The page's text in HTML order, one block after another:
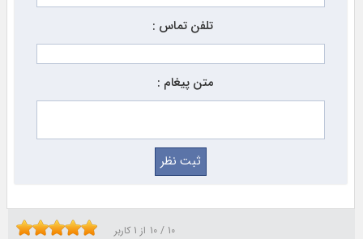
تلفن تماس :
متن پیغام :
10 / 10 از 1 کاربر